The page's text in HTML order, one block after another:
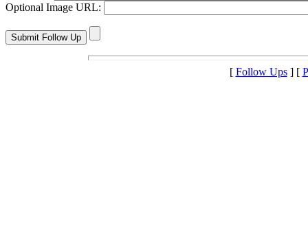
Optional Image URL:
[ Follow Ups] [